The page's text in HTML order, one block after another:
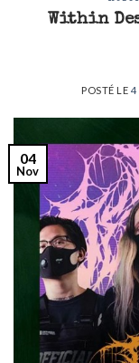
Within
POSTÉ LE4
04
Nov